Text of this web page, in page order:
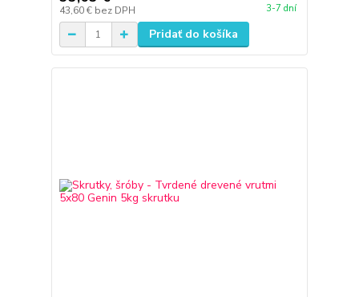
43,60 € bez DPH 3-7 dní
Pridať do košíka